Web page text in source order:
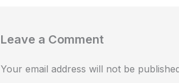
Leave a Comment
Your email address will not be